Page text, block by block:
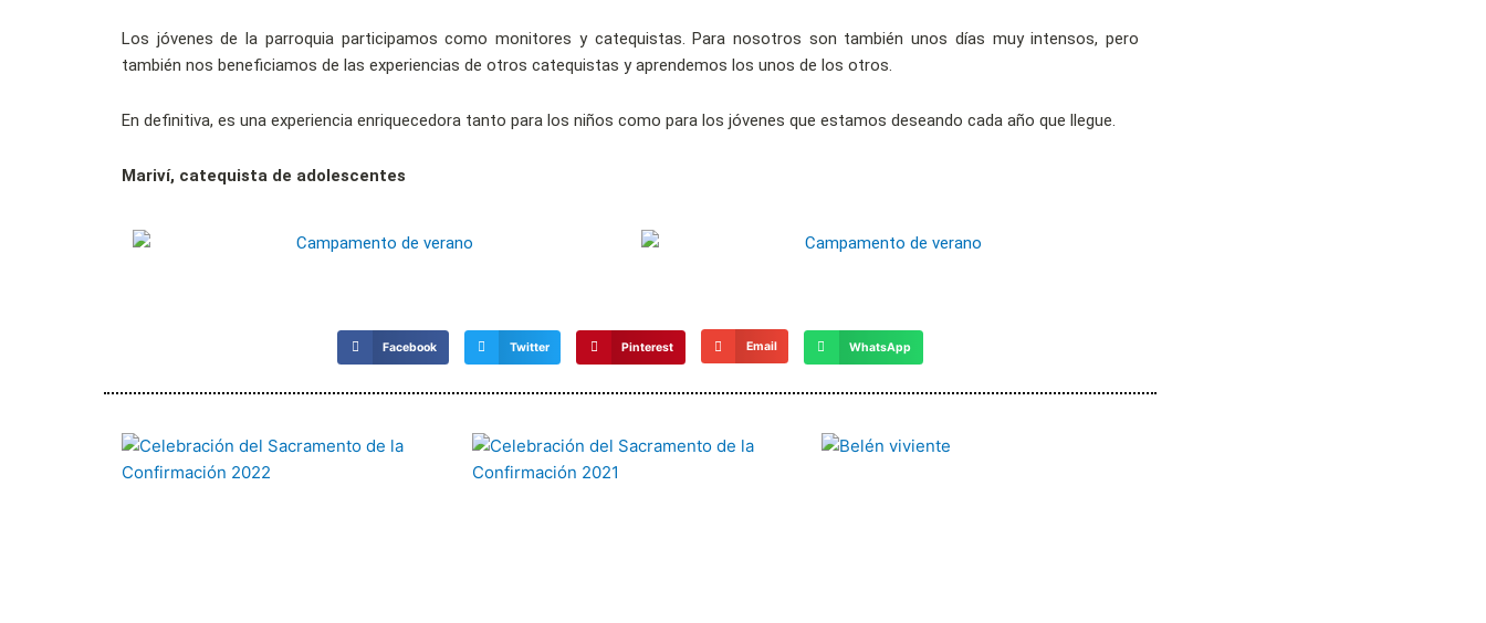
Los jóvenes de la parroquia participamos como monitores y catequistas. Para nosotros son también unos días muy intensos, pero
también nos beneficiamos de las experiencias de otros catequistas y aprendemos los unos de los otros.
En definitiva, es una experiencia enriquecedora tanto para los niños como para los jóvenes que estamos deseando cada año que llegue.
Mariví, catequista de adolescentes
Facebook Twitter Pinterest Email WhatsApp